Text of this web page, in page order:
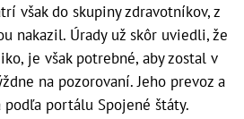
však do skupiny zdravotníkov, z
nakazil. Úrady už skôr uviedli, že
je však potrebné, aby zostal v
na pozorovaní. Jeho prevoz a
portálu Spojené štáty.